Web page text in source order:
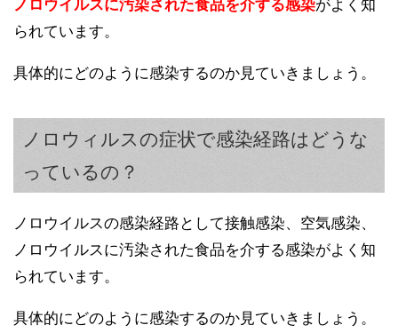
ノロウイルスに汚染された食品を介する感染がよく知
られています。
具体的にどのように感染するのか見ていきましょう。
ノロウィルスの症状で感染経路はどうな
っているの？
ノロウイルスの感染経路として接触感染、空気感染、
ノロウイルスに汚染された食品を介する感染がよく知
られています。
具体的にどのように感染するのか見ていきましょう。